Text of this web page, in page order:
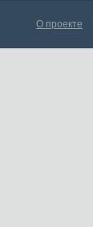
О проекте